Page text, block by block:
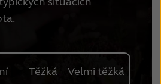
Těžká Velmi těžká